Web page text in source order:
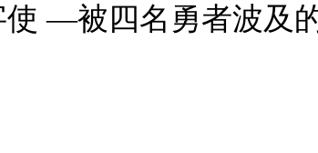
—被四名勇者波及